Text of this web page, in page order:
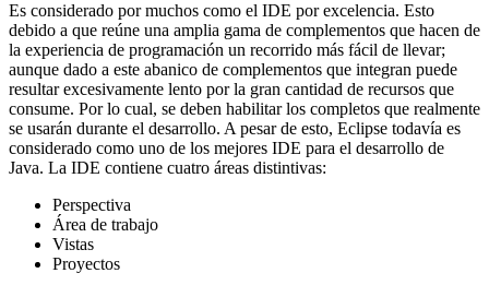
Es considerado por muchos como el IDE por excelencia. Esto
debido a que reúne una amplia gama de complementos que hacen de
la experiencia de programación un recorrido más fácil de llevar;
aunque dado a este abanico de complementos que integran puede
resultar excesivamente lento por la gran cantidad de recursos que
consume. Por lo cual, se deben habilitar los completos que realmente
se usarán durante el desarrollo. A pesar de esto, Eclipse todavía es
considerado como uno de los mejores IDE para el desarrollo de
Java. La IDE contiene cuatro áreas distintivas:
Perspectiva
Área de trabajo
Vistas
Proyectos